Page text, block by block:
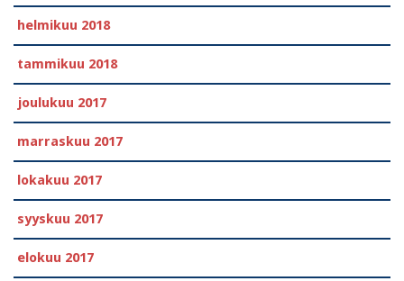
helmikuu 2018
tammikuu 2018
joulukuu 2017
marraskuu 2017
lokakuu 2017
syyskuu 2017
elokuu 2017